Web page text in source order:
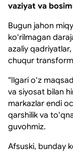
vaziyat va
Bugun jahon
koʻrilmagan
azaliy
chuqur
“Ilgari oʻz
va siyosat bilan
markazlar endi
qarshilik va
guvohmiz.
Afsuski, bunday